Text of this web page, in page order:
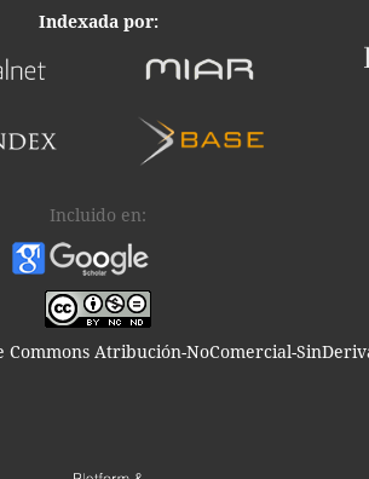
Indexada por:
Incluido en:
Commons Atribución-NoComercial-